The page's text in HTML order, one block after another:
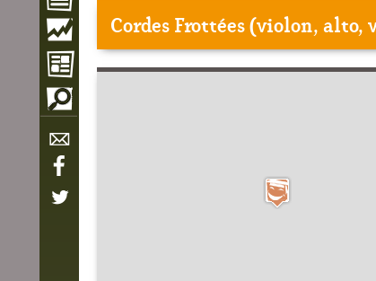
Cordes Frottées (violon, alto,